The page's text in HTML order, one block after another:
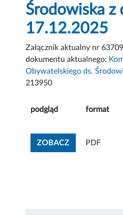
Środowiska z
17.12.2025
Załącznik aktualny nr
dokumentu aktualnego:
Obywatelskiego ds.
213950
podgląd format
ZOBACZZOBACZ
PDF